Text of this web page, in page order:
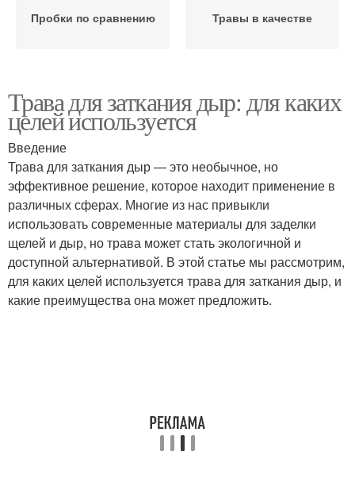
Пробки по сравнению Травы в качестве
Трава для заткания дыр: для каких
целей используется
Введение
Трава для заткания дыр — это необычное, но
эффективное решение, которое находит применение в
различных сферах. Многие из нас привыкли
использовать современные материалы для заделки
щелей и дыр, но трава может стать экологичной и
доступной альтернативой. В этой статье мы рассмотрим,
для каких целей используется трава для заткания дыр, и
какие преимущества она может предложить.